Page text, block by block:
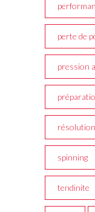
perte de
pression
spinning
tendinite